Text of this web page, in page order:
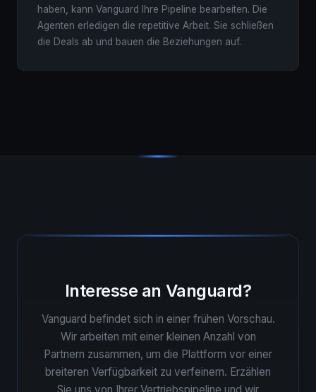
haben, kann Vanguard Ihre Pipeline bearbeiten. Die
Agenten erledigen die repetitive Arbeit. Sie schließen
die Deals ab und bauen die Beziehungen auf.
Interesse an Vanguard?
Vanguard befindet sich in einer frühen Vorschau.
Wir arbeiten mit einer kleinen Anzahl von
Partnern zusammen, um die Plattform vor einer
breiteren Verfügbarkeit zu verfeinern. Erzählen